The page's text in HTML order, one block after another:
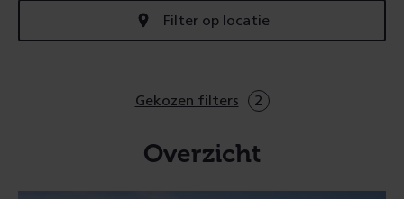
Filter op locatie
Gekozen filters 2
Overzicht